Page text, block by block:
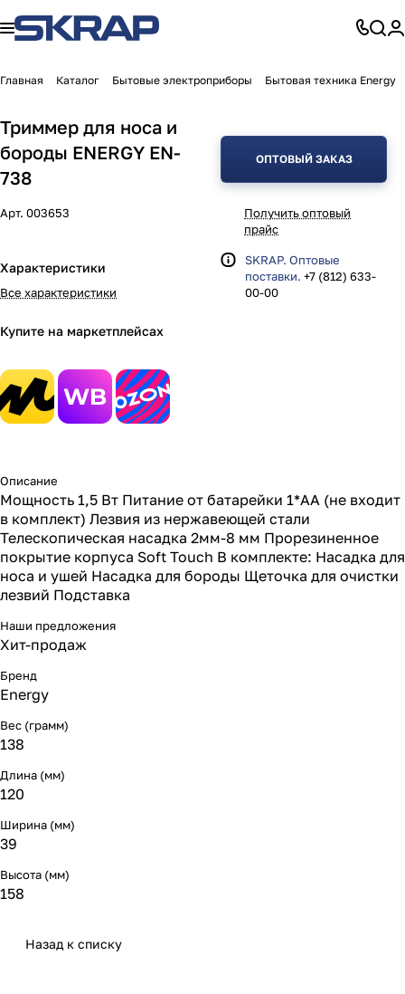
Главная Каталог Бытовые электроприборы Бытовая техника Energy
Триммер для носа и
бороды ENERGY EN-
738
Арт. 003653
Характеристики
Все характеристики
Купите на маркетплейсах
ОПТОВЫЙ ЗАКАЗ
Получить оптовый
прайс
SKRAP. Оптовые
поставки. +7 (812) 633-
00-00
Описание
Мощность 1,5 Вт Питание от батарейки 1*АА (не входит
в комплект) Лезвия из нержавеющей стали
Телескопическая насадка 2мм-8 мм Прорезиненное
покрытие корпуса Soft Touch В комплекте: Насадка для
носа и ушей Насадка для бороды Щеточка для очистки
лезвий Подставка
Наши предложения
Хит-продаж
Бренд
Energy
Вес (грамм)
138
Длина (мм)
120
Ширина (мм)
39
Высота (мм)
158
Назад к списку